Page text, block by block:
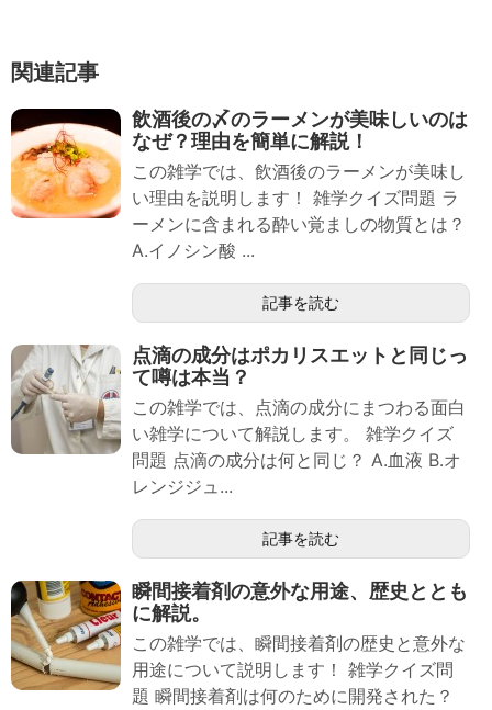
関連記事
飲酒後の〆のラーメンが美味しいのは
なぜ？理由を簡単に解説！
この雑学では、飲酒後のラーメンが美味し
い理由を説明します！ 雑学クイズ問題 ラ
ーメンに含まれる酔い覚ましの物質とは？
A.イノシン酸 ...
記事を読む
点滴の成分はポカリスエットと同じっ
て噂は本当？
この雑学では、点滴の成分にまつわる面白
い雑学について解説します。 雑学クイズ
問題 点滴の成分は何と同じ？ A.血液 B.オ
レンジジュ...
記事を読む
瞬間接着剤の意外な用途、歴史ととも
に解説。
この雑学では、瞬間接着剤の歴史と意外な
用途について説明します！ 雑学クイズ問
題 瞬間接着剤は何のために開発された？